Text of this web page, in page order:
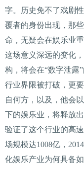
字。历史免不了戏剧
覆者的身份出现，那
命，无疑会在娱乐
这场意义深远的变化
构，将会在“数字泄露
行业界限被打破，更
自何方，以及，他
下的娱乐业，将释放
验证了这个行业的高
场规模达1008亿，
化娱乐产业为何具备